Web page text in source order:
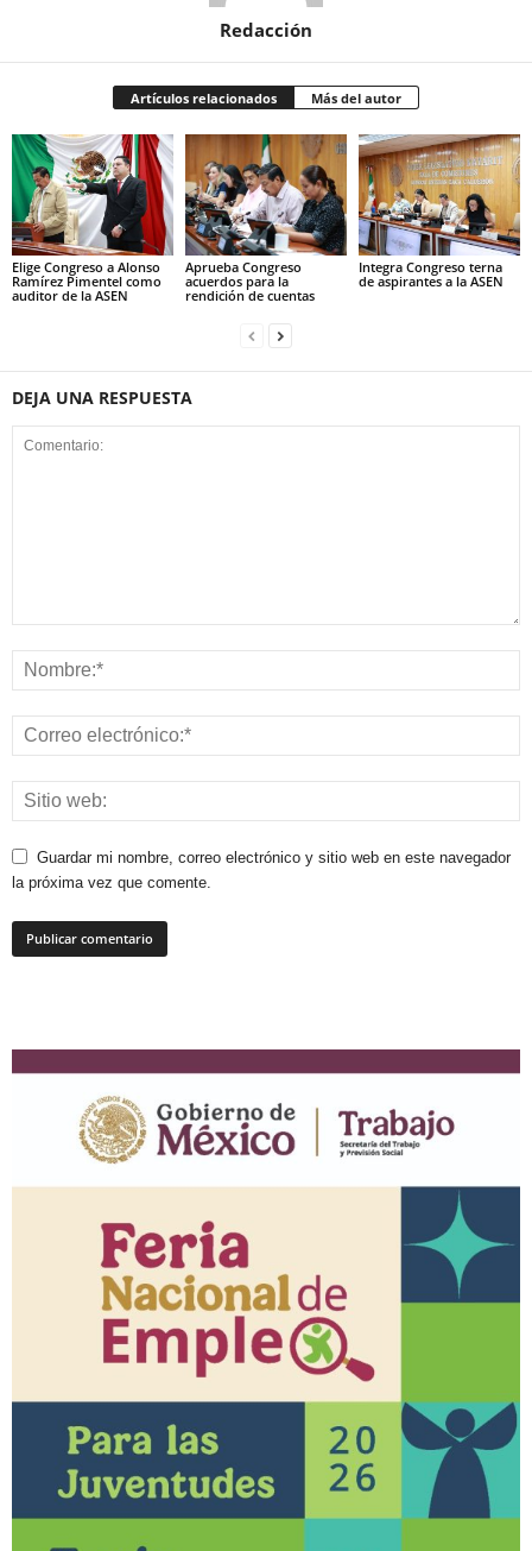
Redacción
Artículos relacionados Más del autor
Elige Congreso a Alonso
Ramírez Pimentel como
auditor de la ASEN
Aprueba Congreso
acuerdos para la
rendición de cuentas
Integra Congreso terna
de aspirantes a la ASEN
DEJA UNA RESPUESTA
Guardar mi nombre, correo electrónico y sitio web en este navegador
la próxima vez que comente.